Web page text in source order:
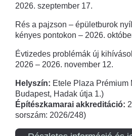
2026. szeptember 17.
Rés a pajzson – épületburok
kényes pontokon – 2026.
Évtizedes problémák új
2026 – 2026. november 12.
Helyszín: Etele Plaza Prémium
Budapest, Hadak útja 1.)
Építészkamarai akkreditáció:
sorszám: 2026/248)